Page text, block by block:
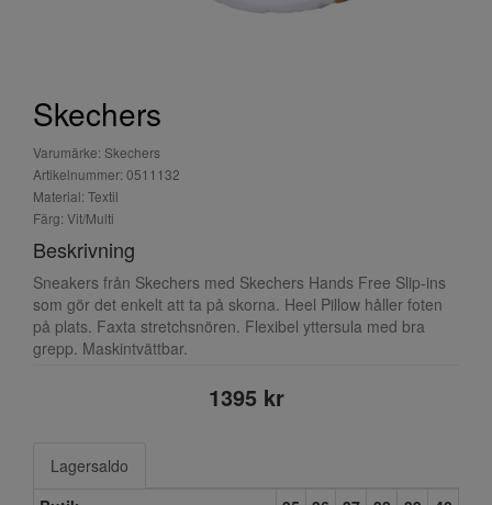
Skechers
Varumärke: Skechers
Artikelnummer: 0511132
Material: Textil
Färg: Vit/Multi
Beskrivning
Sneakers från Skechers med Skechers Hands Free Slip-ins
som gör det enkelt att ta på skorna. Heel Pillow håller foten
på plats. Faxta stretchsnören. Flexibel yttersula med bra
grepp. Maskintvättbar.
1395 kr
Lagersaldo